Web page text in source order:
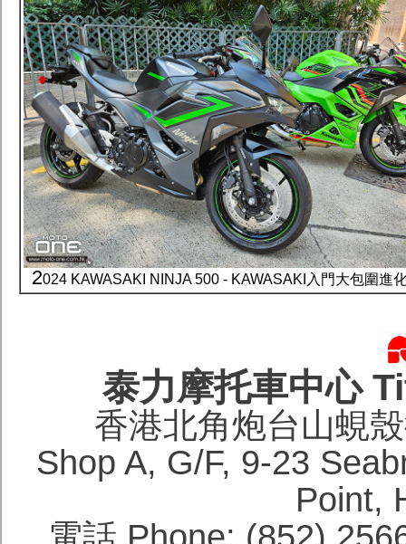
2024 KAWASAKI NINJA 500 - KAWASAKI入門大包圍進
泰力摩托車中心
香港北角炮台山蜆
Shop A, G/F, 9-23